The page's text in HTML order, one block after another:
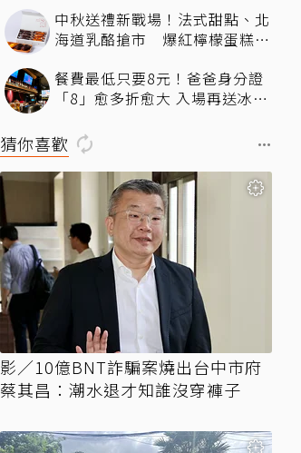
中秋送禮新戰場！法式甜點、北
海道乳酪搶市 爆紅檸檬蛋糕熱
餐費最低只要8元！爸爸身分證
「8」愈多折愈大 入場再送冰涼
猜你喜歡
影／10億BNT詐騙案燒出台中市府
蔡其昌：潮水退才知誰沒穿褲子